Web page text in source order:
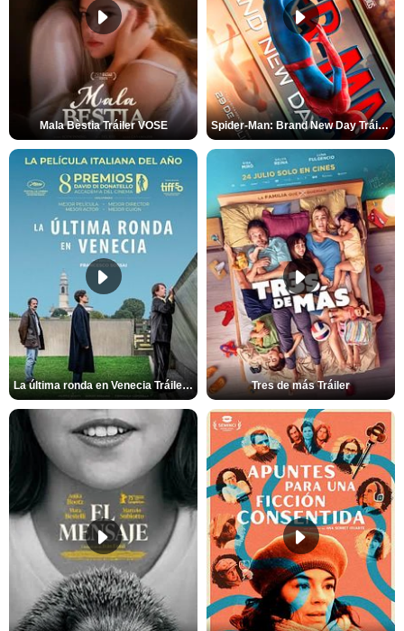
Mala Bèstia Tráiler VOSE Spider-Man: Brand New Day Tráiler (3)
La última ronda en Venecia Tráiler VOSE Tres de más Tráiler